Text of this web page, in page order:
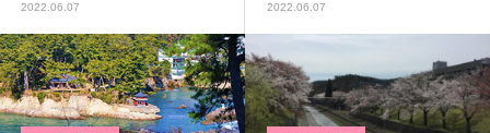
2022.06.07 2022.06.07